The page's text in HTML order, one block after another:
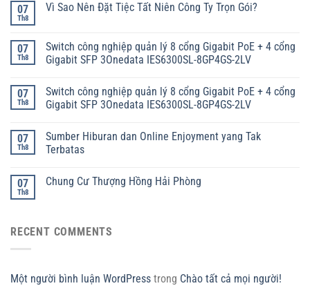
07
Th8
Vì Sao Nên Đặt Tiệc Tất Niên Công Ty Trọn Gói?
07
Th8
Switch công nghiệp quản lý 8 cổng Gigabit PoE + 4 cổng
Gigabit SFP 3Onedata IES6300SL-8GP4GS-2LV
07
Th8
Switch công nghiệp quản lý 8 cổng Gigabit PoE + 4 cổng
Gigabit SFP 3Onedata IES6300SL-8GP4GS-2LV
07
Th8
Sumber Hiburan dan Online Enjoyment yang Tak
Terbatas
07
Th8
Chung Cư Thượng Hồng Hải Phòng
RECENT COMMENTS
Một người bình luận WordPress trong Chào tất cả mọi người!